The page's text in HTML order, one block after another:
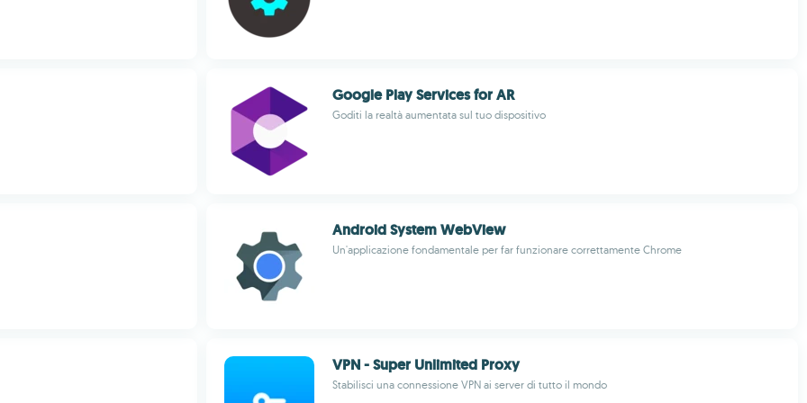
Google Play Services for AR
Goditi la realtà aumentata sul tuo dispositivo
Android System WebView
Un'applicazione fondamentale per far funzionare correttamente Chrome
VPN - Super Unlimited Proxy
Stabilisci una connessione VPN ai server di tutto il mondo